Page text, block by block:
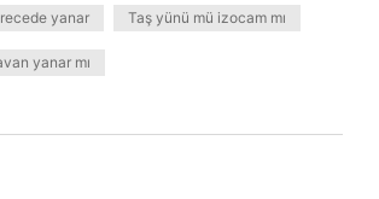
yanar Taş yünü mü izocam mı
yanar mı